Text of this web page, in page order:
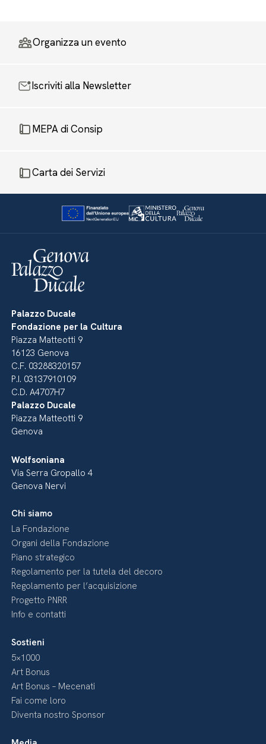
Organizza un evento
Iscriviti alla Newsletter
MEPA di Consip
Carta dei Servizi
Palazzo Ducale
Fondazione per la Cultura
Piazza Matteotti 9
16123 Genova
C.F. 03288320157
P.I. 03137910109
C.D. A4707H7
Palazzo Ducale
Piazza Matteotti 9
Genova
Wolfsoniana
Via Serra Gropallo 4
Genova Nervi
Chi siamo
La Fondazione
Organi della Fondazione
Piano strategico
Regolamento per la tutela del decoro
Regolamento per l’acquisizione
Progetto PNRR
Info e contatti
Sostieni
5×1000
Art Bonus
Art Bonus – Mecenati
Fai come loro
Diventa nostro Sponsor